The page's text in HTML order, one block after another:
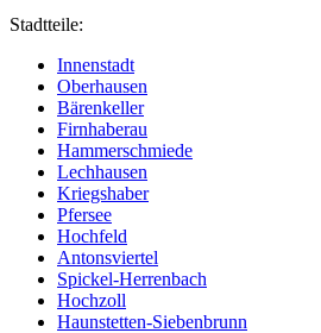
Stadtteile:
Innenstadt
Oberhausen
Bärenkeller
Firnhaberau
Hammerschmiede
Lechhausen
Kriegshaber
Pfersee
Hochfeld
Antonsviertel
Spickel-Herrenbach
Hochzoll
Haunstetten-Siebenbrunn